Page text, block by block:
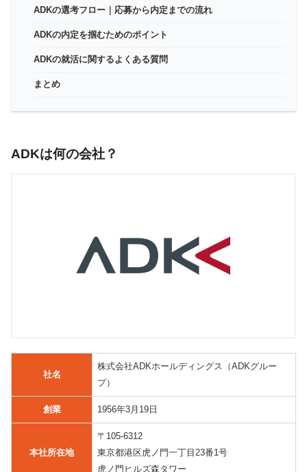
ADKの選考フロー｜応募から内定までの流れ
ADKの内定を掴むためのポイント
ADKの就活に関するよくある質問
まとめ
ADKは何の会社？
社名
株式会社ADKホールディングス（ADKグルー
プ）
創業 1956年3月19日
本社所在地
〒105-6312
東京都港区虎ノ門一丁目23番1号
虎ノ門ヒルズ森タワー